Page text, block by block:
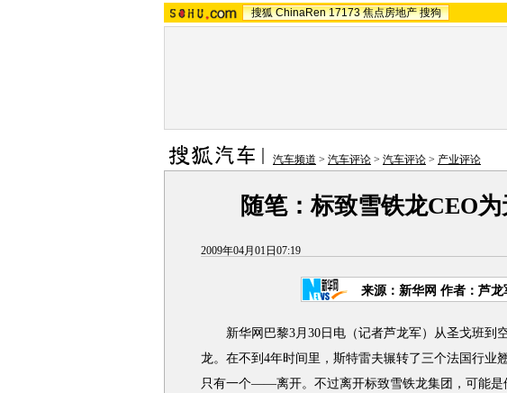
搜狐 ChinaRen 17173 焦点房地产 搜狗
汽车频道 > 汽车评论 > 汽车评论 > 产业评论
随笔：标致雪铁龙CEO
2009年04月01日07:19
来源：新华网 作者：芦龙
新华网巴黎3月30日电（记者芦龙军）从圣戈班到
龙。在不到4年时间里，斯特雷夫辗转了三个法国行业
只有一个——离开。不过离开标致雪铁龙集团，可能是